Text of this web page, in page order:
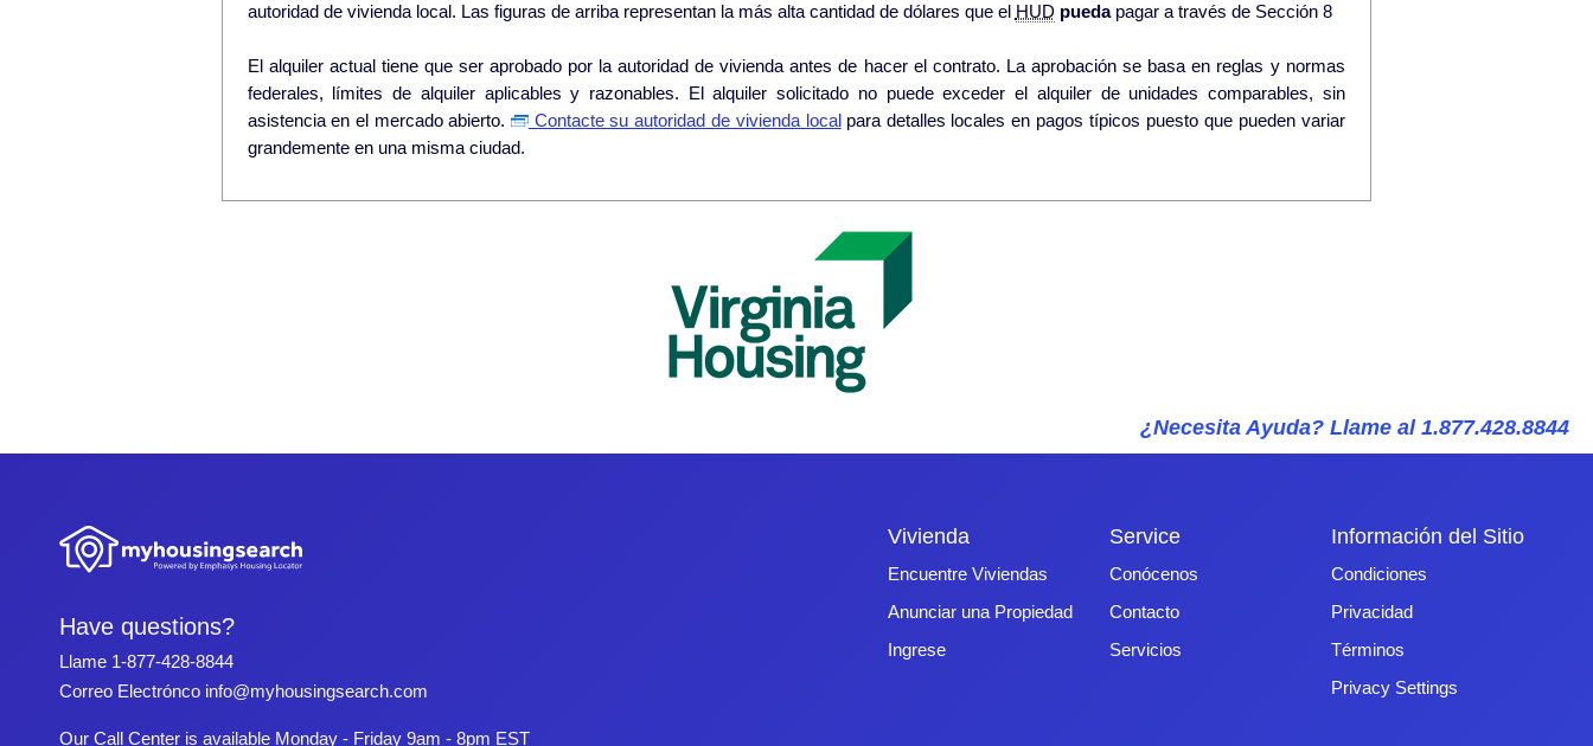
autoridad de vivienda local. Las figuras de arriba representan la más alta cantidad de dólares que el HUD puedapagar a través de Sección 8
El alquiler actual tiene que ser aprobado por la autoridad de vivienda antes de hacer el contrato. La aprobación se basa en reglas y normas
federales, límites de alquiler aplicables y razonables. El alquiler solicitado no puede exceder el alquiler de unidades comparables, sin
asistencia en el mercado abierto.
Contacte su autoridad de vivienda localpara detalles locales en pagos típicos puesto que pueden variar
grandemente en una misma ciudad.
¿Necesita Ayuda? Llame al 1.877.428.8844
Have questions?
Llame 1-877-428-8844
Correo Electrónco info@myhousingsearch.com
Our Call Center is available Monday - Friday 9am - 8pm EST
Vivienda
Encuentre Viviendas
Anunciar una Propiedad
Ingrese
Service
Conócenos
Contacto
Servicios
Información del Sitio
Condiciones
Privacidad
Términos
Privacy Settings